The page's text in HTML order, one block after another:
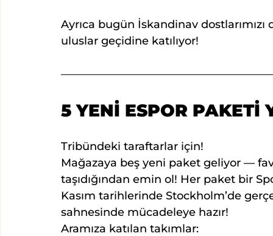
Ayrıca bugün İskandinav dostlarımızı
uluslar geçidine katılıyor!
5 YENİ ESPOR PAKETİ
Tribündeki taraftarlar için!
Mağazaya beş yeni paket geliyor —
taşıdığından emin ol! Her paket bir
Kasım tarihlerinde Stockholm’de
sahnesinde mücadeleye hazır!
Aramıza katılan takımlar: